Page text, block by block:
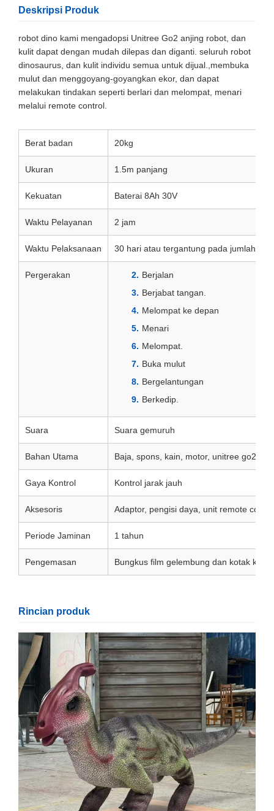
Deskripsi Produk
robot dino kami mengadopsi Unitree Go2 anjing robot, dan
kulit dapat dengan mudah dilepas dan diganti. seluruh robot
dinosaurus, dan kulit individu semua untuk dijual.,membuka
mulut dan menggoyang-goyangkan ekor, dan dapat
melakukan tindakan seperti berlari dan melompat, menari
melalui remote control.
Berat badan 20kg
Ukuran 1.5m panjang
Kekuatan Baterai 8Ah 30V
Waktu Pelayanan 2 jam
Waktu Pelaksanaan 30 hari atau tergantung pada jumlah
Pergerakan
Berjalan
Berjabat tangan.
Melompat ke depan
Menari
Melompat.
Buka mulut
Bergelantungan
Berkedip.
Suara Suara gemuruh
Bahan Utama Baja, spons, kain, motor, unitree go2
Gaya Kontrol Kontrol jarak jauh
Aksesoris Adaptor, pengisi daya, unit remote
Periode Jaminan 1 tahun
Pengemasan Bungkus film gelembung dan kotak kayu
Rincian produk